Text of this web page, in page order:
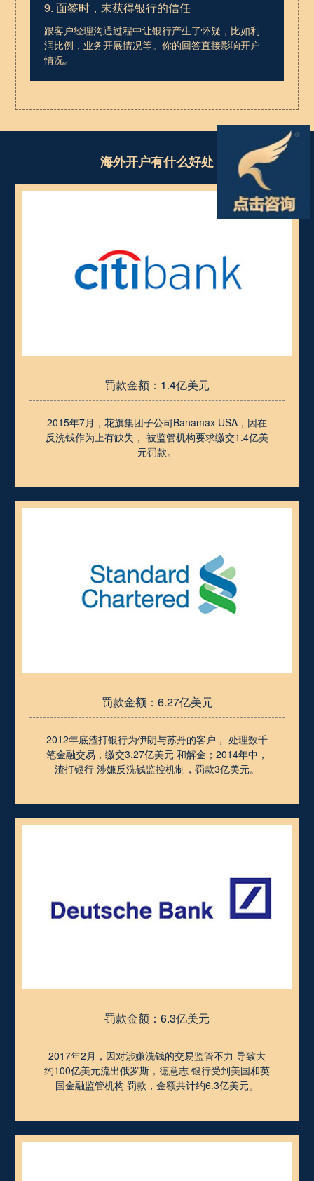
9. 面签时，未获得银行的信任
跟客户经理沟通过程中让银行产生了怀疑，比如利
润比例，业务开展情况等。你的回答直接影响开户
情况。
海外开户有什么好处
罚款金额：1.4亿美元
2015年7月，花旗集团子公司Banamax USA，因在
反洗钱作为上有缺失， 被监管机构要求缴交1.4亿美
元罚款。
罚款金额：6.27亿美元
2012年底渣打银行为伊朗与苏丹的客户， 处理数千
笔金融交易，缴交3.27亿美元 和解金；2014年中，
渣打银行 涉嫌反洗钱监控机制，罚款3亿美元。
罚款金额：6.3亿美元
2017年2月，因对涉嫌洗钱的交易监管不力 导致大
约100亿美元流出俄罗斯，德意志 银行受到美国和英
国金融监管机构 罚款，金额共计约6.3亿美元。